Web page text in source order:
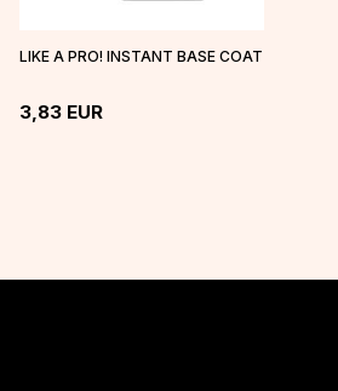
LIKE A PRO! INSTANT BASE COAT
3,83 EUR